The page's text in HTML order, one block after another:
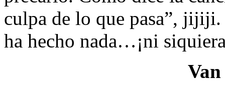
culpa de lo que pasa”,
ha hecho nada…¡ni